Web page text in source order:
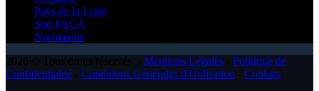
Pays de la Loire
Sud PACA
Normandie
Mentions Légales
Politique de
Confidentialité
Conditions Générales d'Utilisation
Cookies